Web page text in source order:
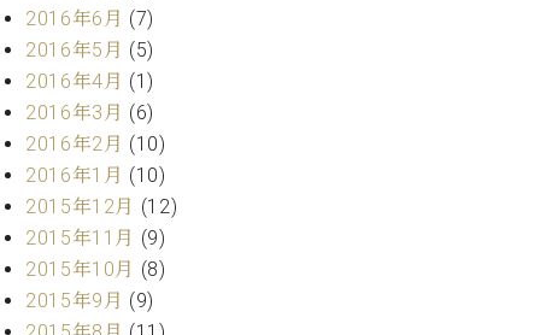
マ
ン
ヴ
ィ
ジ
ョ
ン
C.BECHSTEIN
Digital(ベ
ヒ
シ
術
者
介
展示
情報
【ユ
ーロ
ピア
選中
古】
2016年6月 (7)
2016年5月 (5)
2016年4月 (1)
2016年3月 (6)
2016年2月 (10)
2016年1月 (10)
2015年12月 (12)
2015年11月 (9)
2015年10月 (8)
2015年9月 (9)